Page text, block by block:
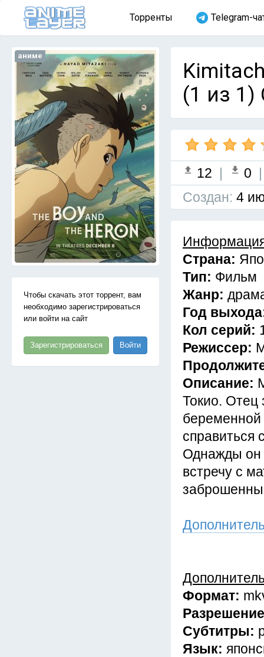
Торренты Telegram-
аниме
Чтобы скачать этот торрент, вам
необходимо зарегистрироваться
или войти на сайт
Зарегистрироваться Войти
(1 из 1)
12 | 0
Cоздан: 4
Страна:
Тип: Фильм
Жанр:
Год
Кол серий:
Режиссер:
Описание:
Токио. Отец
беременной
справиться
Однажды он
встречу с
Формат:
Субтитры:
Язык: